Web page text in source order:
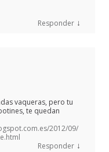
Responder ↓
vaqueras, pero tu
te quedan
2012/09/
Responder ↓